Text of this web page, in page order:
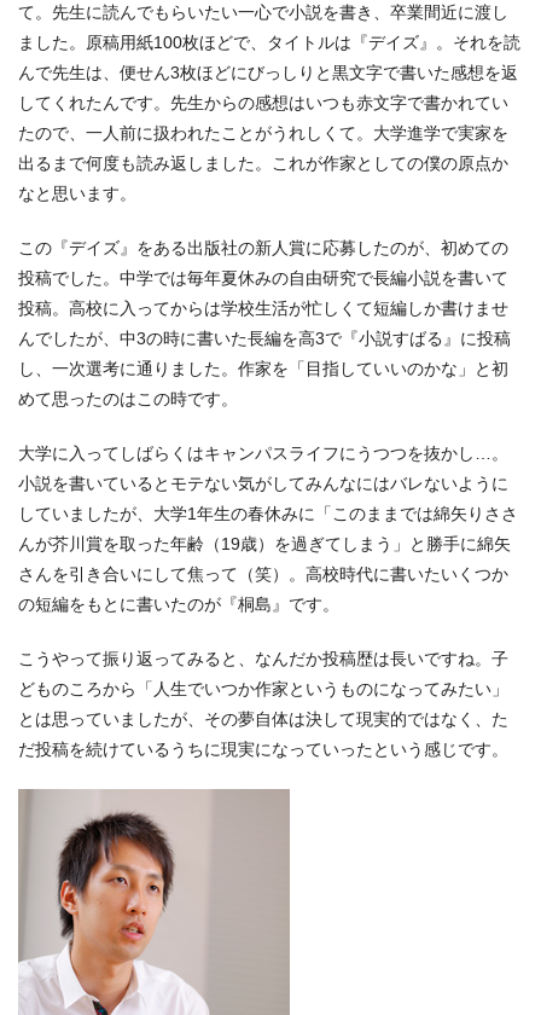
て。先生に読んでもらいたい一心で小説を書き、卒業間近に渡し
ました。原稿用紙100枚ほどで、タイトルは『デイズ』。それを読
んで先生は、便せん3枚ほどにびっしりと黒文字で書いた感想を返
してくれたんです。先生からの感想はいつも赤文字で書かれてい
たので、一人前に扱われたことがうれしくて。大学進学で実家を
出るまで何度も読み返しました。これが作家としての僕の原点か
なと思います。
この『デイズ』をある出版社の新人賞に応募したのが、初めての
投稿でした。中学では毎年夏休みの自由研究で長編小説を書いて
投稿。高校に入ってからは学校生活が忙しくて短編しか書けませ
んでしたが、中3の時に書いた長編を高3で『小説すばる』に投稿
し、一次選考に通りました。作家を「目指していいのかな」と初
めて思ったのはこの時です。
大学に入ってしばらくはキャンパスライフにうつつを抜かし…。
小説を書いているとモテない気がしてみんなにはバレないように
していましたが、大学1年生の春休みに「このままでは綿矢りささ
んが芥川賞を取った年齢（19歳）を過ぎてしまう」と勝手に綿矢
さんを引き合いにして焦って（笑）。高校時代に書いたいくつか
の短編をもとに書いたのが『桐島』です。
こうやって振り返ってみると、なんだか投稿歴は長いですね。子
どものころから「人生でいつか作家というものになってみたい」
とは思っていましたが、その夢自体は決して現実的ではなく、た
だ投稿を続けているうちに現実になっていったという感じです。